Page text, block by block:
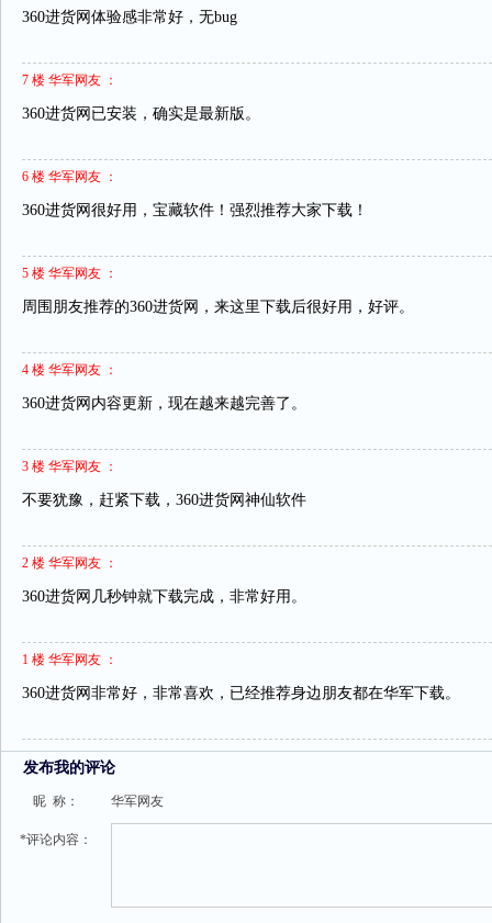
360进货网体验感非常好，无bug
7 楼 华军网友 ：
360进货网已安装，确实是最新版。
6 楼 华军网友 ：
360进货网很好用，宝藏软件！强烈推荐大家下载！
5 楼 华军网友 ：
周围朋友推荐的360进货网，来这里下载后很好用，好评。
4 楼 华军网友 ：
360进货网内容更新，现在越来越完善了。
3 楼 华军网友 ：
不要犹豫，赶紧下载，360进货网神仙软件
2 楼 华军网友 ：
360进货网几秒钟就下载完成，非常好用。
1 楼 华军网友 ：
360进货网非常好，非常喜欢，已经推荐身边朋友都在华军下载。
发布我的评论
昵 称： 华军网友
*评论内容：